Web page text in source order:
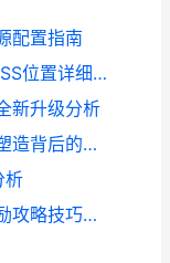
配置指南
I 艾尔登法ahia坛高原日荫城隐藏BOSS位置详细指南
新升级分析
I 霍格沃茨之遗配音演员揭秘：角色塑造背后的故事与心路历程
析
I 崩坏星穹铁道活动任务快速获取奖励攻略技巧分享